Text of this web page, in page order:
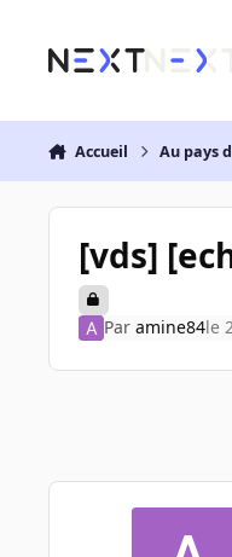
Accueil Au pays
[vds]
Par amine84le